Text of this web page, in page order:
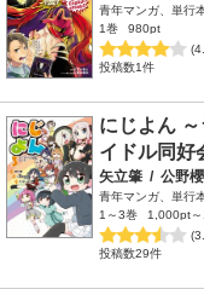
青年マンガ、単行
1巻
980pt
投稿数1件
にじよん
イドル同好
矢立肇 / 公野
青年マンガ、単行
1～3巻
1,000pt
投稿数29件